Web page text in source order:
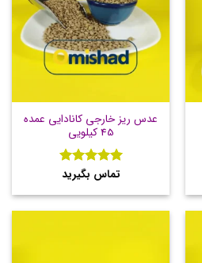
عدس ریز خارجی کانادایی عمده
45 کیلویی
نمره 5از
تماس بگیرید